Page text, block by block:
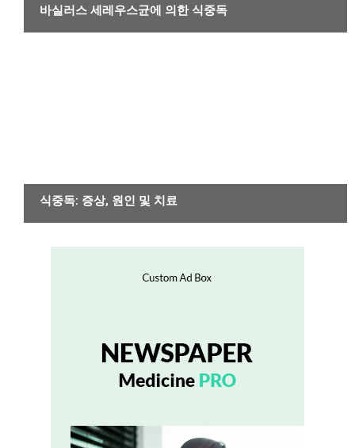
바실러스 세레우스균에 의한 식중독
식중독: 증상, 원인 및 치료